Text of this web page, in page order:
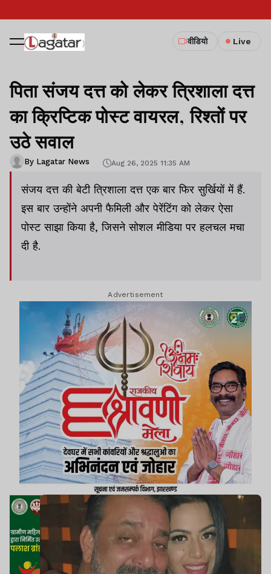
वीडियो Live
पिता संजय दत्त को लेकर त्रिशाला दत्त
का क्रिप्टिक पोस्ट वायरल, रिश्तों पर
उठे सवाल
By Lagatar News Aug 26, 2025 11:35 AM
संजय दत्त की बेटी त्रिशाला दत्त एक बार फिर सुर्खियों में हैं.
इस बार उन्होंने अपनी फैमिली और पेरेंटिंग को लेकर ऐसा
पोस्ट साझा किया है, जिसने सोशल मीडिया पर हलचल मचा
दी है.
Advertisement